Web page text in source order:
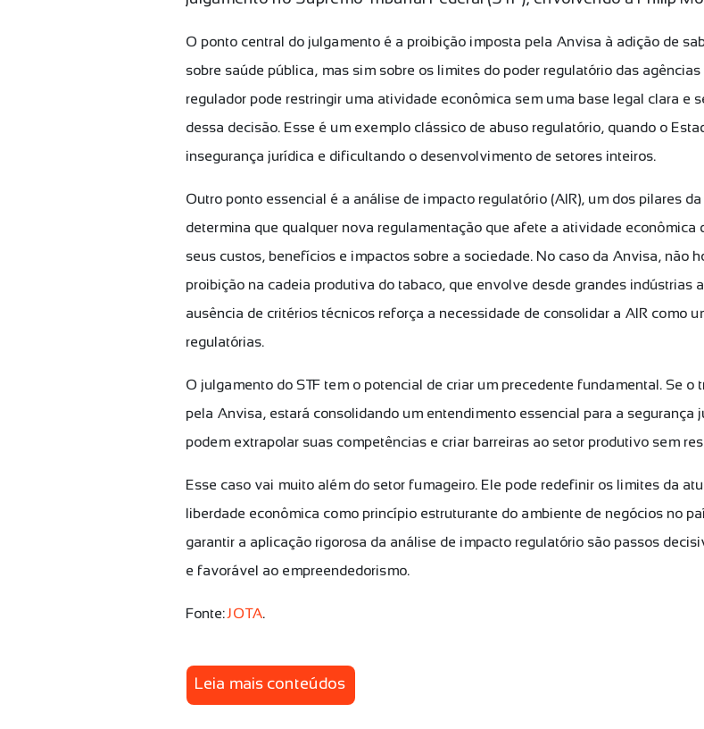
O ponto central do julgamento é a proibição imposta pela Anvisa à adição de
sobre saúde pública, mas sim sobre os limites do poder regulatório das
regulador pode restringir uma atividade econômica sem uma base legal clara e
dessa decisão. Esse é um exemplo clássico de abuso regulatório, quando o
insegurança jurídica e dificultando o desenvolvimento de setores inteiros.
Outro ponto essencial é a análise de impacto regulatório (AIR), um dos pilares
determina que qualquer nova regulamentação que afete a atividade econômica
seus custos, benefícios e impactos sobre a sociedade. No caso da Anvisa, não
proibição na cadeia produtiva do tabaco, que envolve desde grandes indústrias
ausência de critérios técnicos reforça a necessidade de consolidar a AIR como
regulatórias.
O julgamento do STF tem o potencial de criar um precedente fundamental. Se
pela Anvisa, estará consolidando um entendimento essencial para a segurança
podem extrapolar suas competências e criar barreiras ao setor produtivo sem
Esse caso vai muito além do setor fumageiro. Ele pode redefinir os limites da
liberdade econômica como princípio estruturante do ambiente de negócios no
garantir a aplicação rigorosa da análise de impacto regulatório são passos
e favorável ao empreendedorismo.
Fonte:JOTA.
Leia mais conteúdos